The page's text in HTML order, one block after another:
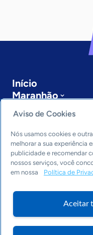
Início
Maranhão
Sobre a ASN
Últimas notícias
Entre em contato
Editorias
Economia &
Inovação &
Cultura
Arquivo
Aviso de Cookies
Nós usamos cookies e
melhorar a sua experiência
publicidade e recomendar
nossos serviços, você
em nossa
Política de
Aceitar